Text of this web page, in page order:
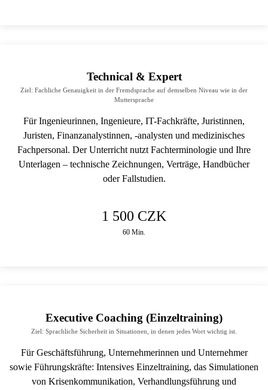
Technical & Expert
Ziel: Fachliche Genauigkeit in der Fremdsprache auf demselben Niveau wie in der
Muttersprache
Für Ingenieurinnen, Ingenieure, IT-Fachkräfte, Juristinnen,
Juristen, Finanzanalystinnen, -analysten und medizinisches
Fachpersonal. Der Unterricht nutzt Fachterminologie und Ihre
Unterlagen – technische Zeichnungen, Verträge, Handbücher
oder Fallstudien.
1 500 CZK
60 Min.
Executive Coaching (Einzeltraining)
Ziel: Sprachliche Sicherheit in Situationen, in denen jedes Wort wichtig ist.
Für Geschäftsführung, Unternehmerinnen und Unternehmer
sowie Führungskräfte: Intensives Einzeltraining, das Simulationen
von Krisenkommunikation, Verhandlungsführung und